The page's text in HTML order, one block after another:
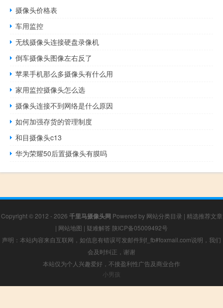
摄像头价格表
车用监控
无线摄像头连接硬盘录像机
倒车摄像头图像左右反了
苹果手机那么多摄像头有什么用
家用监控摄像头怎么选
摄像头连接不到网络是什么原因
如何加强存货的管理制度
和目摄像头c13
华为荣耀50后置摄像头有膜吗
Copyright © 2012 - 2026 千里马摄像头网 Powered by 网站分类目录 | 精选推荐文章
| 网站地图 | 疑难解答 陕ICP备05009492号
声明：本站内容来自互联网，如信息有错误可发邮件到f_fb#foxmail.com说明，我们
会及时纠正，谢谢
本站仅为个人兴趣爱好，不接盈利性广告及商业合作
小男孩